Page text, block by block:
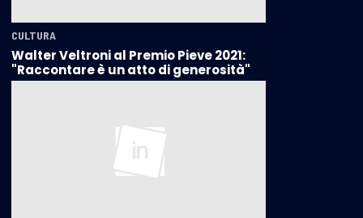
CULTURA
Walter Veltroni al Premio Pieve 2021:
"Raccontare è un atto di generosità"